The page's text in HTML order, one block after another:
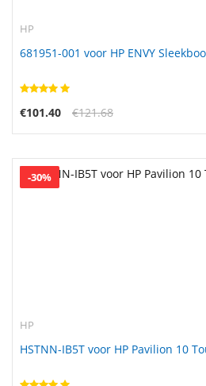
HP
€101.40 €121.68
-30%
HP
HSTNN-IB5T voor HP Pavilion 10